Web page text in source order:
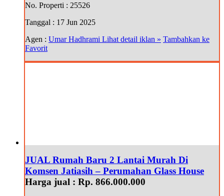
No. Properti : 25526
Tanggal : 17 Jun 2025
Agen : Umar Hadhrami Lihat detail iklan » Tambahkan ke
Favorit
JUAL Rumah Baru 2 Lantai Murah Di
Komsen Jatiasih – Perumahan Glass House
Harga jual : Rp. 866.000.000